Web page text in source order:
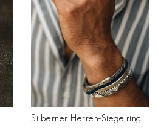
Silberner Herren-Siegelring